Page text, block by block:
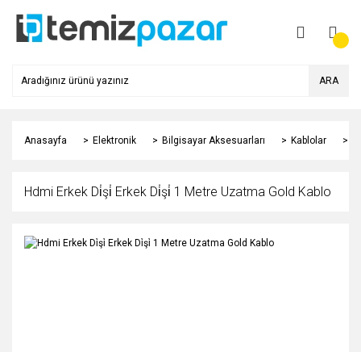
ARA
Anasayfa Elektronik Bilgisayar Aksesuarları Kablolar
Hdmi Erkek Di̇şi̇ Erkek Di̇şi̇ 1 Metre Uzatma Gold Kablo